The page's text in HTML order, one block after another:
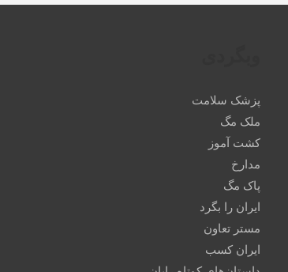
پزشک سلامت
ملک مگ
کشت آموز
مدارخ
پاک مگ
ایران را بگرد
مستر تعاون
ایران کسب